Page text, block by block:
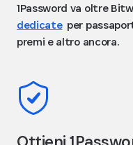
1Password va oltre
dedicate per
premi e altro ancora.